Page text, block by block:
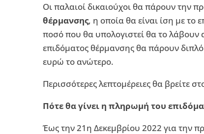
Οι παλαιοί δικαιούχοι θα πάρουν την
θέρμανσης, η οποία θα είναι ίση με
ποσό που θα υπολογιστεί θα το λάβουν
επιδόματος θέρμανσης θα πάρουν
ευρώ το ανώτερο.
Περισσότερες λεπτομέρειες θα βρείτε
Πότε θα γίνει η πληρωμή του
Έως την 21η Δεκεμβρίου 2022 για την